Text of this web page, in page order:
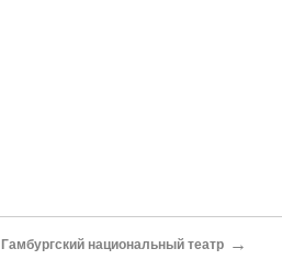
Гамбургский национальный театр →